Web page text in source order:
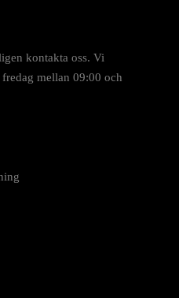
kontakta oss. Vi
mellan 09:00 och